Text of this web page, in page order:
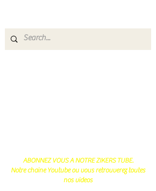
ABONNEZ VOUS A NOTRE ZIKERS TUBE.
Notre chaine Youtube ou vous retrouverez toutes
nos videos